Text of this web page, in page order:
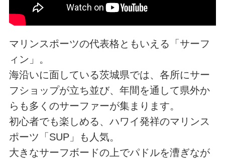
マリンスポーツの代表格ともいえる「サーフ
ィン」。
海沿いに面している茨城県では、各所にサー
フショップが立ち並び、年間を通して県外か
らも多くのサーファーが集まります。
初心者でも楽しめる、ハワイ発祥のマリンス
ポーツ「SUP」も人気。
大きなサーフボードの上でパドルを漕ぎなが